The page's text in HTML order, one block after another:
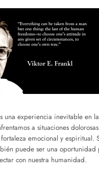
una experiencia inevitable en
a situaciones
emocional y espiritual.
puede ser una oportunidad
con nuestra humanidad.